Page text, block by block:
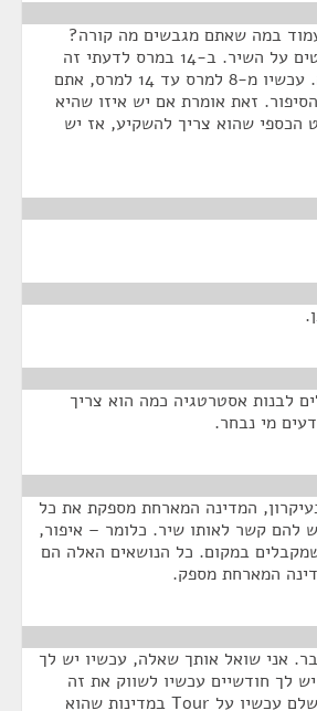
במה שאתם מגבשים מה קורה?
אתם ב-8 למרס מחליטים על השיר. ב-14 במרס לדעתי זה
הדד ליין מבחינת הזה. עכשיו מ-8 למרס עד 14 למרס, אתם
זאת אומרת אם יש איזו שהיא
הכספי שהוא צריך להשקיע, אז יש
לבנות אסטרטגיה כמה הוא צריך
מי נבחר.
המדינה המארחת מספקת את כל
להם קשר לאותו שיר. כלומר – איפור,
במקום. כל הנושאים האלה הם
המארחת מספק.
אני שואל אותך שאלה, עכשיו יש לך
לך חודשיים עכשיו לשווק את זה
במדינות אחרות. מי משלם עכשיו על Tour במדינות שהוא